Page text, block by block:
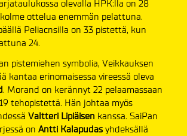
olevalla HPK:lla on 28
ottelua enemmän pelattuna.
Peliacnsilla on 33 pistettä, kun
24.
pistemiehen symbolia, Veikkauksen
kantaa erinomaisessa vireessä oleva
. Morand on kerännyt 22 pelaamassaan
tehopistettä. Hän johtaa myös
Valtteri Lipiäisen kanssa. SaiPan
on Antti Kalapudas yhdeksällä